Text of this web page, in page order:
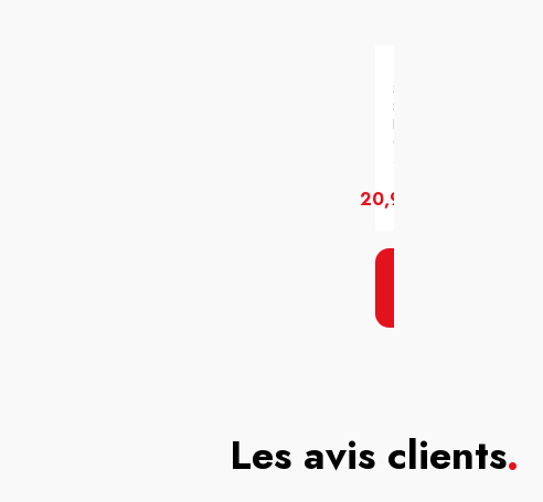
SQUANORM
SH
PELLIC
GRAS
20,90€
Les avis clients.